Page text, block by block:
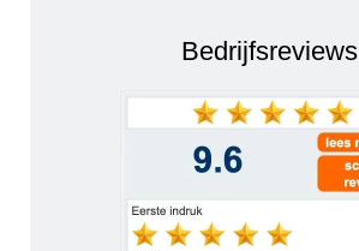
Bedrijfsreviews